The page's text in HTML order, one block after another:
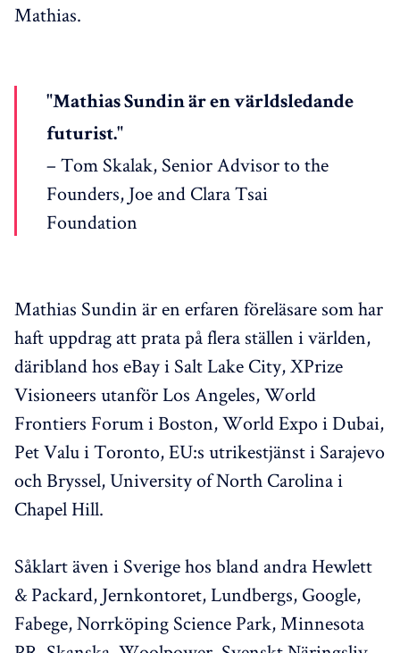
Mathias.
"Mathias Sundin är en världsledande
futurist."
– Tom Skalak, Senior Advisor to the
Founders, Joe and Clara Tsai
Foundation
Mathias Sundin är en erfaren föreläsare som har
haft uppdrag att prata på flera ställen i världen,
däribland hos eBay i Salt Lake City, XPrize
Visioneers utanför Los Angeles, World
Frontiers Forum i Boston, World Expo i Dubai,
Pet Valu i Toronto, EU:s utrikestjänst i Sarajevo
och Bryssel, University of North Carolina i
Chapel Hill.
Såklart även i Sverige hos bland andra Hewlett
& Packard, Jernkontoret, Lundbergs, Google,
Fabege, Norrköping Science Park, Minnesota